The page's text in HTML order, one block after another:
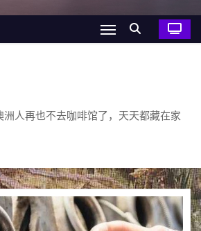
人再也不去咖啡馆了，天天都藏在家